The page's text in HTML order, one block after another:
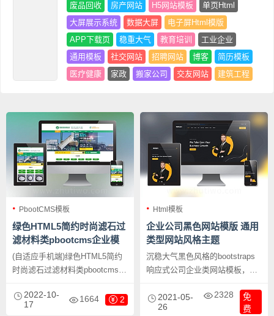
废品回收
房产网站 H5网站模板
单页Html
大屏展示系统
数据大屏
电子屏Html模版
APP下载页
稳重大气 教育培训
工业企业
通用模板
社交网站 招聘网站 博客
简历模板
医疗健康
家政 搬家公司 交友网站 建筑工程
PbootCMS模板
绿色HTML5简约时尚滤石过
滤材料类pbootcms企业模
板 滤料石材网站源码下载
(自适应手机端)绿色HTML5简约
时尚滤石过滤材料类pbootcms企
PbootCMS内核开发的网站模
板，该模板适用于滤石过滤材料
2022-10-
17
1664 2
Html模板
企业公司黑色网站模版 通用
类型网站风格主题
沉稳大气黑色风格的bootstraps
响应式公司企业类网站模板，企
站风格主题。
2021-05-
26
2328
免
费